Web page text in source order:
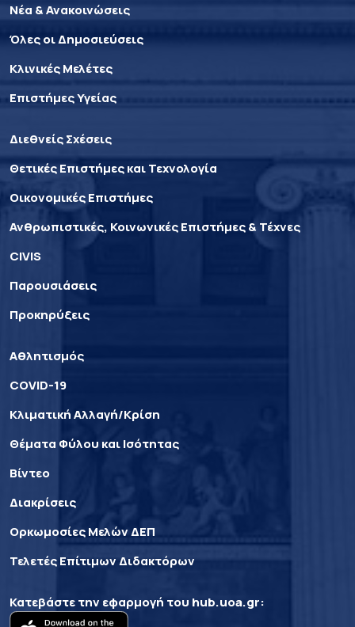
Νέα & Ανακοινώσεις
Όλες οι Δημοσιεύσεις
Κλινικές Μελέτες
Επιστήμες Υγείας
Διεθνείς Σχέσεις
Θετικές Επιστήμες και Τεχνολογία
Οικονομικές Επιστήμες
Ανθρωπιστικές, Κοινωνικές Επιστήμες & Τέχνες
CIVIS
Παρουσιάσεις
Προκηρύξεις
Αθλητισμός
COVID-19
Κλιματική Αλλαγή/Κρίση
Θέματα Φύλου και Ισότητας
Βίντεο
Διακρίσεις
Ορκωμοσίες Μελών ΔΕΠ
Τελετές Επίτιμων Διδακτόρων
Κατεβάστε την εφαρμογή του hub.uoa.gr: